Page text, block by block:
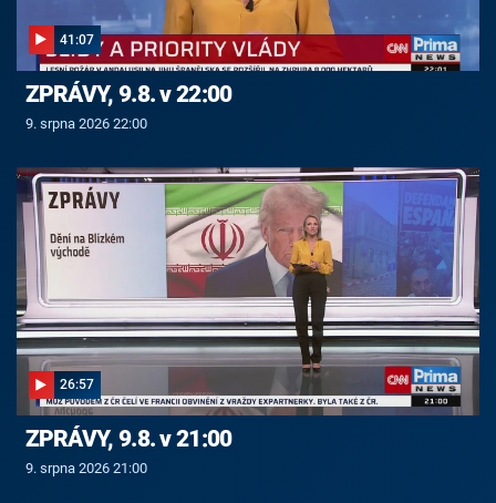
41:07
ZPRÁVY, 9.8. v 22:00
9. srpna 2026 22:00
26:57
ZPRÁVY, 9.8. v 21:00
9. srpna 2026 21:00